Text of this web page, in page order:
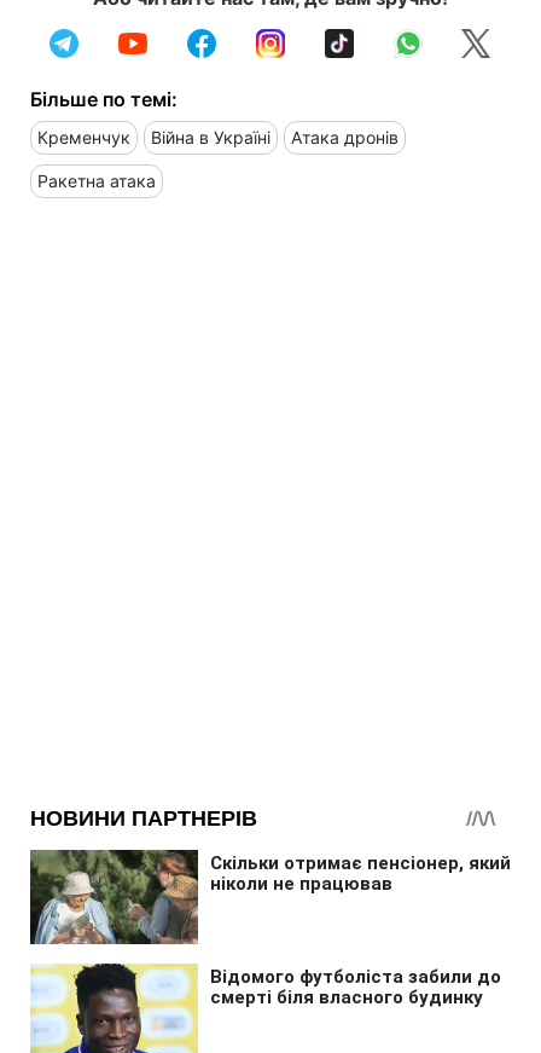
Більше по темі:
Кременчук Війна в Україні Атака дронів
Ракетна атака